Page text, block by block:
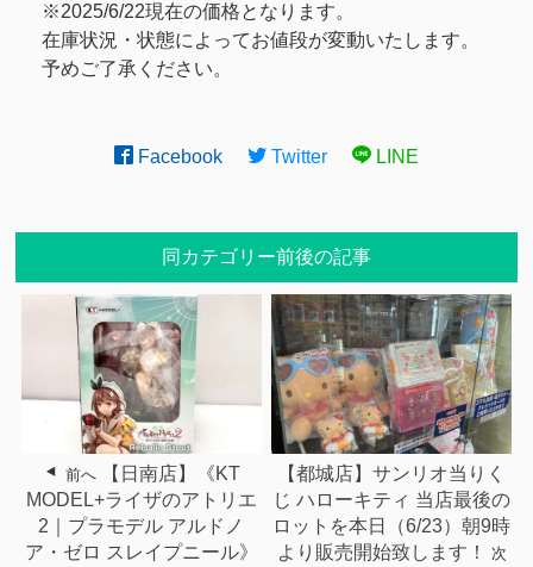
※2025/6/22現在の価格となります。
在庫状況・状態によってお値段が変動いたします。
予めご了承ください。
Facebook Twitter LINE
同カテゴリー前後の記事
前へ
【日南店】《KT
MODEL+ライザのアトリエ
2｜プラモデル アルドノ
ア・ゼロ スレイプニール》
【都城店】サンリオ当りく
じ ハローキティ 当店最後の
ロットを本日（6/23）朝9時
より販売開始致します！
次